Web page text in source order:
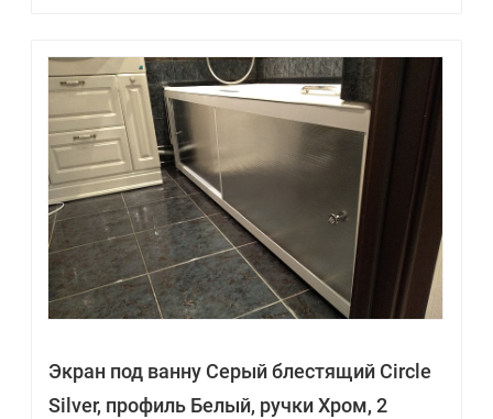
Экран под ванну Серый блестящий Circle
Silver, профиль Белый, ручки Хром, 2